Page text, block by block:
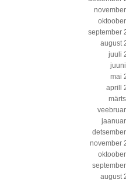
september
august
juuli
mai
aprill
november
august